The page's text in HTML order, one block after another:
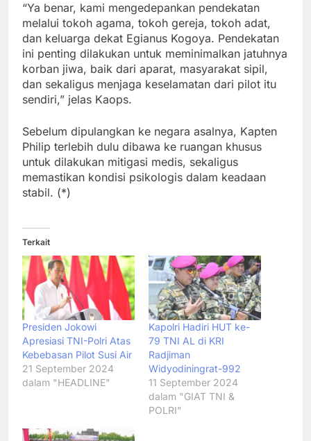
“Ya benar, kami mengedepankan pendekatan
melalui tokoh agama, tokoh gereja, tokoh adat,
dan keluarga dekat Egianus Kogoya. Pendekatan
ini penting dilakukan untuk meminimalkan jatuhnya
korban jiwa, baik dari aparat, masyarakat sipil,
dan sekaligus menjaga keselamatan dari pilot itu
sendiri,” jelas Kaops.
Sebelum dipulangkan ke negara asalnya, Kapten
Philip terlebih dulu dibawa ke ruangan khusus
untuk dilakukan mitigasi medis, sekaligus
memastikan kondisi psikologis dalam keadaan
stabil. (*)
Terkait
Presiden Jokowi
Apresiasi TNI-Polri Atas
Kebebasan Pilot Susi Air
21 September 2024
dalam "HEADLINE"
Kapolri Hadiri HUT ke-
79 TNI AL di KRI
Radjiman
Widyodiningrat-992
11 September 2024
dalam "GIAT TNI &
POLRI"